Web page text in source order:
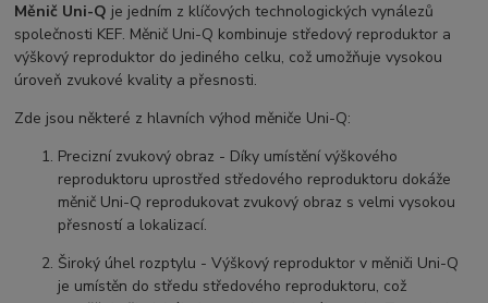
Měnič Uni-Q je jedním z klíčových technologických vynálezů
společnosti KEF. Měnič Uni-Q kombinuje středový reproduktor a
výškový reproduktor do jediného celku, což umožňuje vysokou
úroveň zvukové kvality a přesnosti.
Zde jsou některé z hlavních výhod měniče Uni-Q:
Precizní zvukový obraz - Díky umístění výškového
reproduktoru uprostřed středového reproduktoru dokáže
měnič Uni-Q reprodukovat zvukový obraz s velmi vysokou
přesností a lokalizací.
Široký úhel rozptylu - Výškový reproduktor v měniči Uni-Q
je umístěn do středu středového reproduktoru, což